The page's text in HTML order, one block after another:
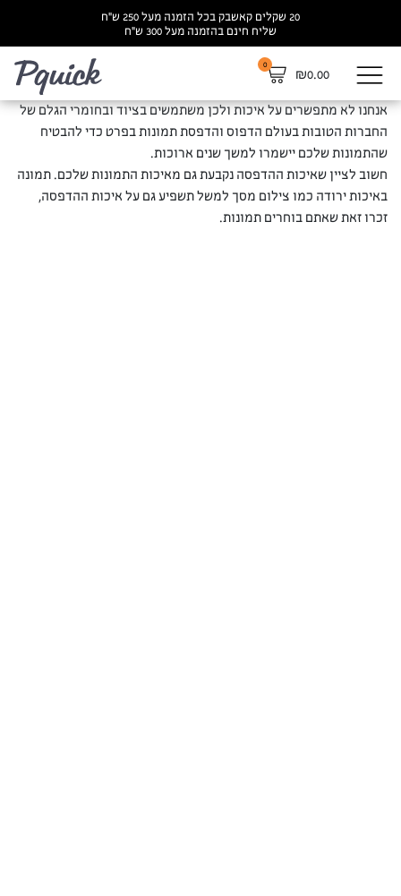
20 שקלים קאשבק בכל הזמנה מעל 250 ש”ח
שליח חינם בהזמנה מעל 300 ש”ח
₪0.00
0
אנחנו לא מתפשרים על איכות ולכן משתמשים בציוד ובחומרי הגלם של
החברות הטובות בעולם הדפוס והדפסת תמונות בפרט כדי להבטיח
שהתמונות שלכם יישמרו למשך שנים ארוכות.
חשוב לציין שאיכות ההדפסה נקבעת גם מאיכות התמונות שלכם. תמונה
באיכות ירודה כמו צילום מסך למשל תשפיע גם על איכות ההדפסה,
זכרו זאת שאתם בוחרים תמונות.